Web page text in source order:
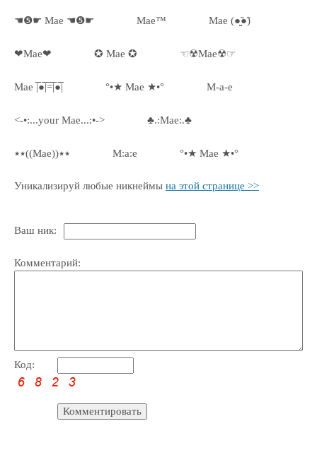
☚❺☛ Mae ☚❺☛ Mae™ Mae (●̮̮̃●̃)
❤Mae❤ ✪ Mae ✪ ☜☢Mae☢☞
Mae |̅̅●̅̅|̅̅=̅̅|̅●̅̅| °•★ Mae ★•° M-a-e
<-•:...your Mae...:•-> ♣.:Mae:.♣
٭٭((Mae))٭٭ M:a:e °•★ Mae ★•°
Уникализируй любые никнеймы на этой странице >>
Ваш ник:
Комментарий:
Код: